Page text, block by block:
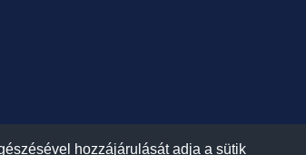
hozzájárulását adja a sütik